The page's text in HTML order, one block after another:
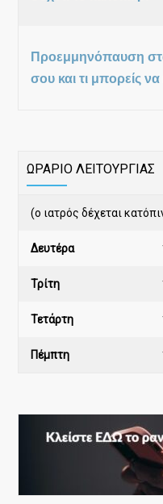
Προεμμηνόπαυση
σου και τι μπορείς να
ΩΡΑΡΙΟ ΛΕΙΤΟΥΡΓΙΑΣ
(ο ιατρός δέχεται
Δευτέρα
Τρίτη
Τετάρτη
Πέμπτη